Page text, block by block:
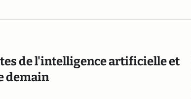
de l'intelligence artificielle et
demain